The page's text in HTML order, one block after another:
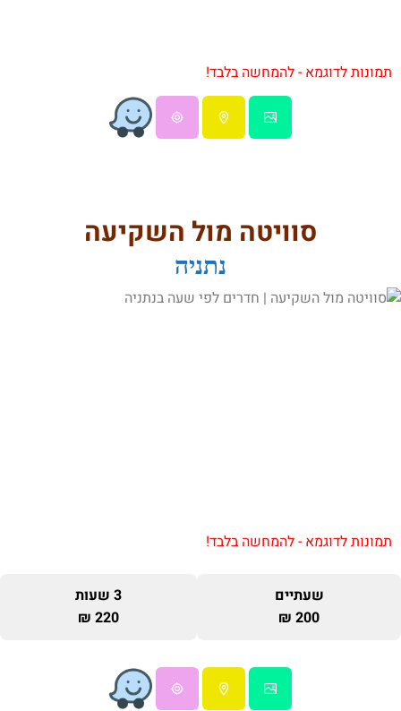
תמונות לדוגמא - להמחשה בלבד!
סוויטה מול השקיעה
נתניה
תמונות לדוגמא - להמחשה בלבד!
שעתיים
200 ₪
3 שעות
220 ₪